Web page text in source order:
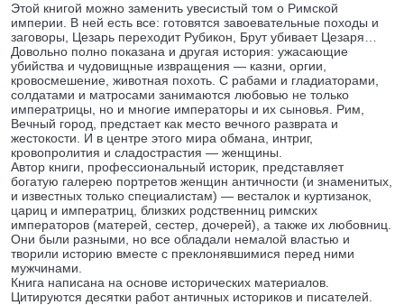
Этой книгой можно заменить увесистый том о Римской
империи. В ней есть все: готовятся завоевательные походы и
заговоры, Цезарь переходит Рубикон, Брут убивает Цезаря…
Довольно полно показана и другая история: ужасающие
убийства и чудовищные извращения — казни, оргии,
кровосмешение, животная похоть. С рабами и гладиаторами,
солдатами и матросами занимаются любовью не только
императрицы, но и многие императоры и их сыновья. Рим,
Вечный город, предстает как место вечного разврата и
жестокости. И в центре этого мира обмана, интриг,
кровопролития и сладострастия — женщины.
Автор книги, профессиональный историк, представляет
богатую галерею портретов женщин античности (и знаменитых,
и известных только специалистам) — весталок и куртизанок,
цариц и императриц, близких родственниц римских
императоров (матерей, сестер, дочерей), а также их любовниц.
Они были разными, но все обладали немалой властью и
творили историю вместе с преклонявшимися перед ними
мужчинами.
Книга написана на основе исторических материалов.
Цитируются десятки работ античных историков и писателей.